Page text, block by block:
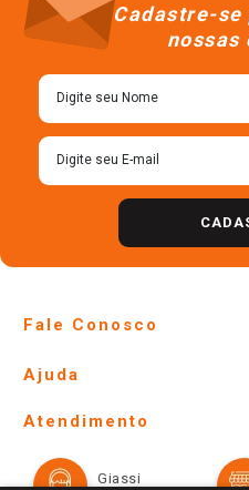
Cadastre-se
nossas
Fale Conosco
Lojas Físicas e Horários
Ofertas
Televendas
Ajuda
Formas de Pagamento
Atendimento
Giassi